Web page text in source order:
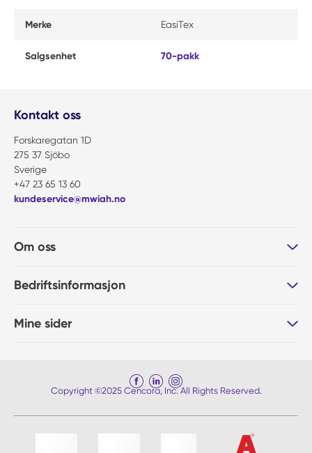
Merke EasiTex
Salgsenhet 70-pakk
Kontakt oss
Forskaregatan 1D
275 37 Sjöbo
Sverige
+47 23 65 13 60
kundeservice@mwiah.no
Om oss
Bedriftsinformasjon
Mine sider
Copyright ©2025 Cencora, Inc. All Rights Reserved.